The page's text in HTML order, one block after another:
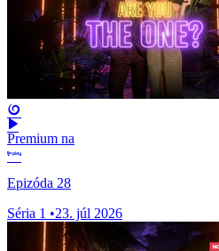
Premium na
Epizóda 28
Séria 1 •23. júl 2026